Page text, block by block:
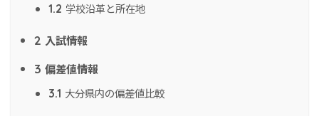
1.2 学校沿革と所在地
2 入試情報
3 偏差値情報
3.1 大分県内の偏差値比較